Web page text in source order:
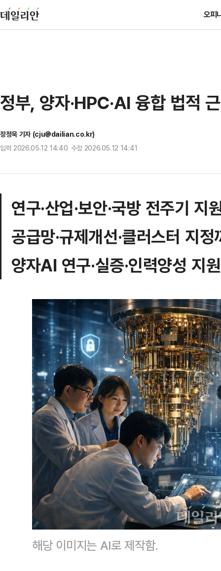
오피
정부, 양자·HPC·AI 융합 법적
장정욱 기자 (cju@dailian.co.kr)
입력 2026.05.12 14:40 수정 2026.05.12 14:41
연구·산업·보안·국방 전주기 지
공급망·규제개선·클러스터 지정
양자AI 연구·실증·인력양성 지
해당 이미지는 AI로 제작함.